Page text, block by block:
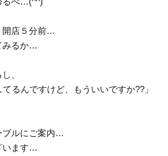
開店５分前…
みるか…
、
てるんですけど、もういいですか??」
ブルにご案内…
います…